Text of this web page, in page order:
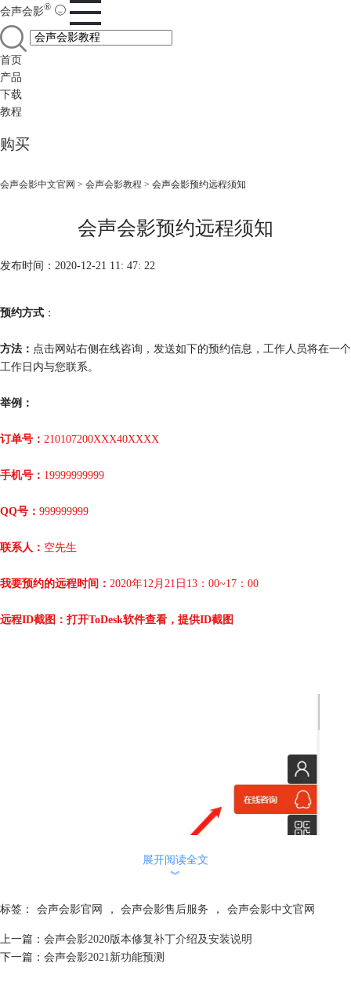
会声会影®
首页
产品
下载
教程
购买
会声会影中文官网 > 会声会影教程 > 会声会影预约远程须知
会声会影预约远程须知
发布时间：2020-12-21 11: 47: 22
预约方式 ：
方法： 点击网站右侧在线咨询，发送如下的预约信息，工作人员将在一个
工作日内与您联系。
举例：
订单号： 210107200XXX40XXXX
手机号： 19999999999
QQ号： 999999999
联系人： 空先生
我要预约的远程时间： 2020年12月21日13：00~17：00
远程ID截图：打开ToDesk软件查看，提供ID截图
展开阅读全文
︾
标签： 会声会影官网 ， 会声会影售后服务 ， 会声会影中文官网
上一篇： 会声会影2020版本修复补丁介绍及安装说明
下一篇： 会声会影2021新功能预测